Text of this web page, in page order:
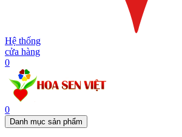
Hệ thống
cửa hàng
0
0
Danh mục sản phẩm